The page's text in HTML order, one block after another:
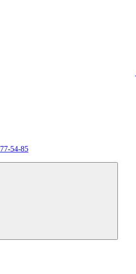
54-85